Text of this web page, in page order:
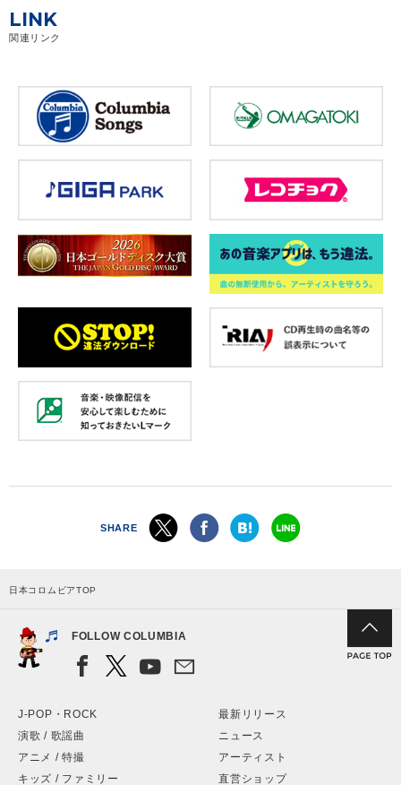
LINK
関連リンク
SHARE
日本コロムビアTOP
FOLLOW COLUMBIA
J-POP・ROCK
演歌 / 歌謡曲
アニメ / 特撮
キッズ / ファミリー
最新リリース
ニュース
アーティスト
直営ショップ